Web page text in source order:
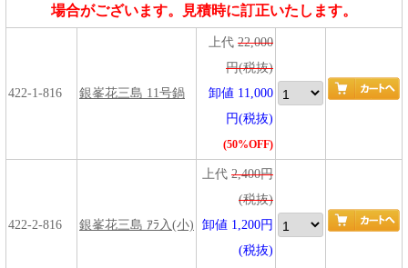
場合がございます。見積時に訂正いたします。
422-1-816 銀峯花三島 11号鍋
上代 22,000
円(税抜)
卸値 11,000
円(税抜)
(50%OFF)
422-2-816 銀峯花三島 ｱﾗ入(小)
上代 2,400円
(税抜)
卸値 1,200円
(税抜)